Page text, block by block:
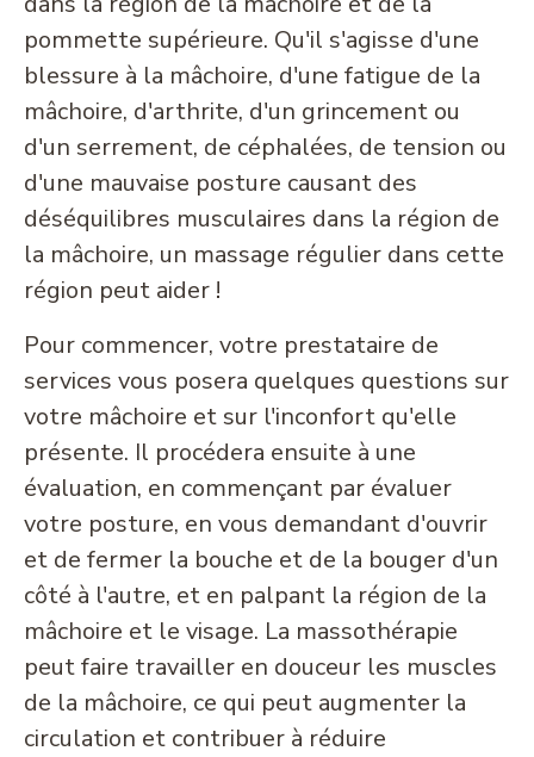
pommette supérieure. Qu'il s'agisse d'une
blessure à la mâchoire, d'une fatigue de la
mâchoire, d'arthrite, d'un grincement ou
d'un serrement, de céphalées, de tension ou
d'une mauvaise posture causant des
déséquilibres musculaires dans la région de
la mâchoire, un massage régulier dans cette
région peut aider !
Pour commencer, votre prestataire de
services vous posera quelques questions sur
votre mâchoire et sur l'inconfort qu'elle
présente. Il procédera ensuite à une
évaluation, en commençant par évaluer
votre posture, en vous demandant d'ouvrir
et de fermer la bouche et de la bouger d'un
côté à l'autre, et en palpant la région de la
mâchoire et le visage. La massothérapie
peut faire travailler en douceur les muscles
de la mâchoire, ce qui peut augmenter la
circulation et contribuer à réduire